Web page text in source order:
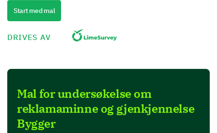
Please enter your comment here:
How familiar were you with the product/service
featured in the advertisement prior to viewing
it?
Start med mal
DRIVES AV
Mal for undersøkelse om
reklamaminne og gjenkjennelse
Bygger